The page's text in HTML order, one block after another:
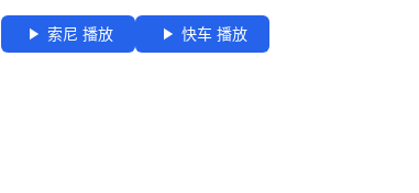
索尼 播放 快车 播放